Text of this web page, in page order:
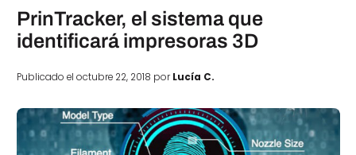
PrinTracker, el sistema que
identificará impresoras 3D
Publicado el octubre 22, 2018 porLucía C.